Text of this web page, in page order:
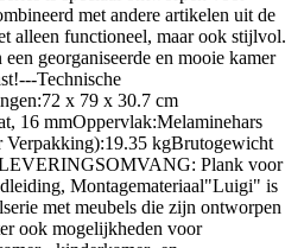
met andere artikelen uit de
alleen functioneel, maar ook stijlvol.
georganiseerde en mooie kamer
Technische
x 79 x 30.7 cm
16 mmOppervlak:Melaminehars
kgBrutogewicht
Plank voor
Montagemateriaal"Luigi" is
met meubels die zijn ontworpen
ook mogelijkheden voor